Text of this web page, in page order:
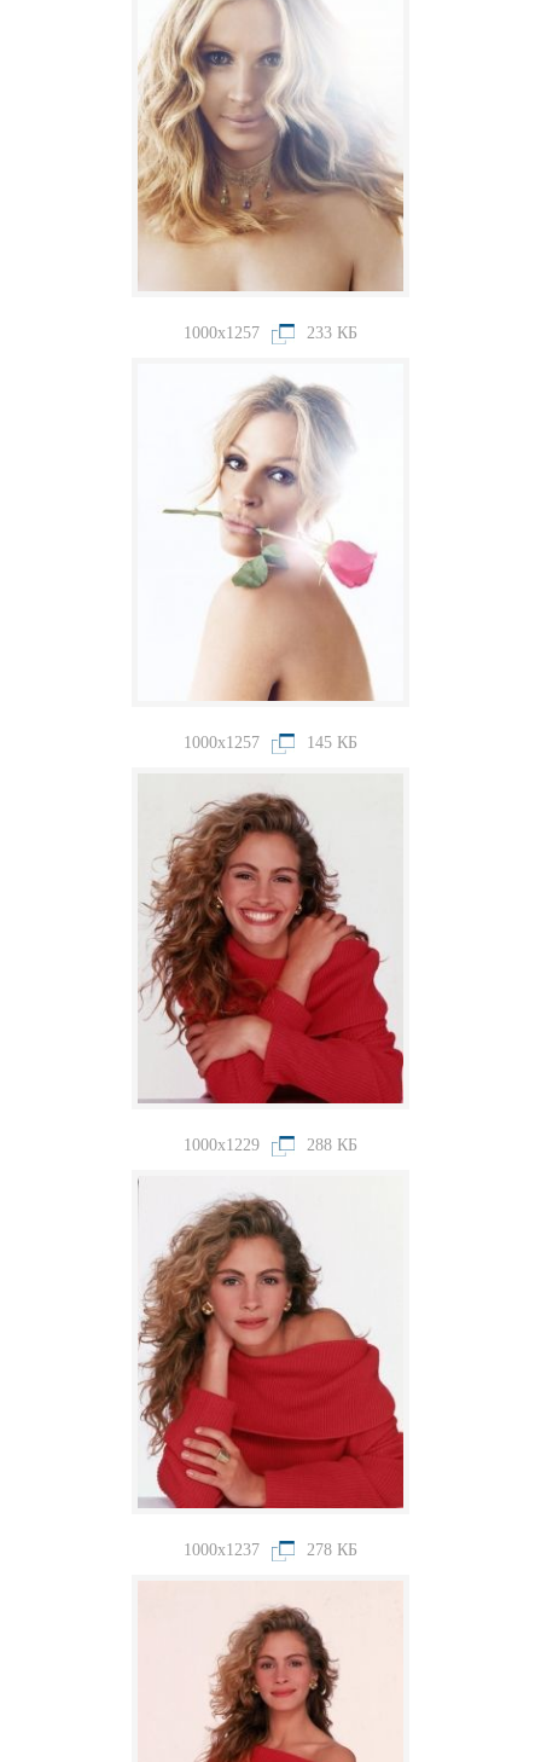
1000x1257 233 КБ
1000x1257 145 КБ
1000x1229 288 КБ
1000x1237 278 КБ